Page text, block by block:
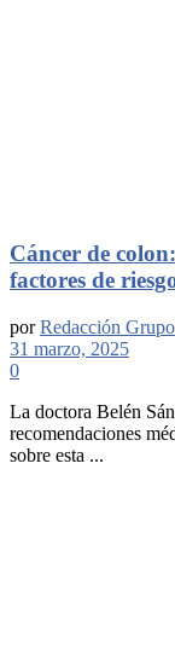
Cáncer de
factores de
por Redacción
31 marzo, 2025
0
La doctora Belén
recomendaciones
sobre esta ...